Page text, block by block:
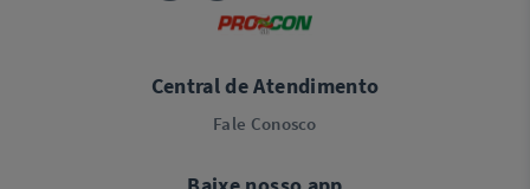
Central de Atendimento
Fale Conosco